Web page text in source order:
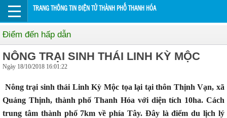
TRANG THÔNG TIN ĐIỆN TỬ THÀNH PHỐ THANH HÓA
Điểm đến hấp dẫn
NÔNG TRẠI SINH THÁI LINH KỲ MỘC
Ngày 18/10/2018 16:01:22
Nông trại sinh thái Linh Kỳ Mộc tọa lại tại thôn Thịnh Vạn, xã
Quảng Thịnh, thành phố Thanh Hóa với diện tích 10ha. Cách
trung tâm thành phố 7km về phía Tây. Đây là điểm du lịch lý